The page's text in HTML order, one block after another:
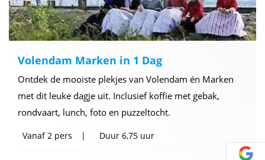
Volendam Marken in 1 Dag
Ontdek de mooiste plekjes van Volendam én Marken
met dit leuke dagje uit. Inclusief koffie met gebak,
rondvaart, lunch, foto en puzzeltocht.
Vanaf2 pers Duur 6,75 uur